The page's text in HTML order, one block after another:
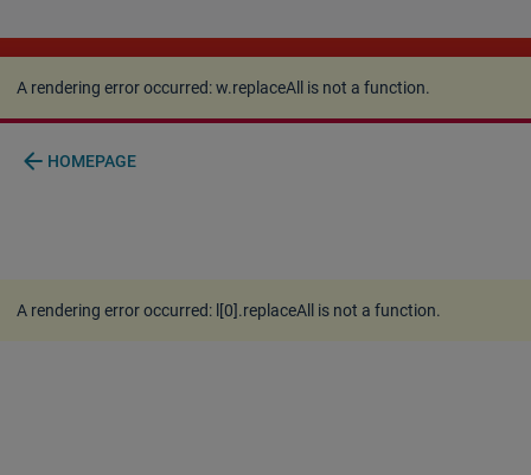
A rendering error occurred:w.replaceAll is not a
function.
A rendering error occurred:w.replaceAll is not a function.
arrow_back HOMEPAGE
A rendering error occurred: l[0].replaceAll is not a function.